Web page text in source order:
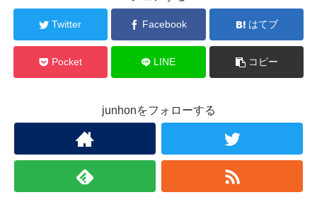
Twitter Facebook はてブ
Pocket LINE コピー
junhonをフォローする